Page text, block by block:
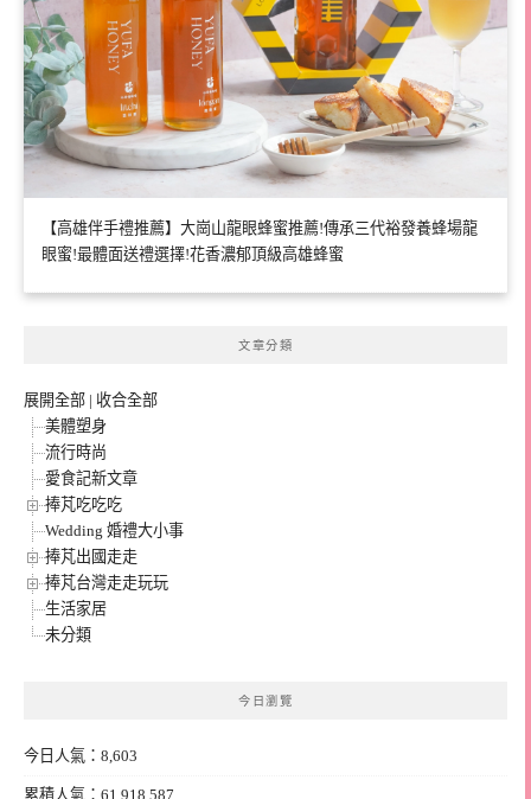
【高雄伴手禮推薦】大崗山龍眼蜂蜜推薦!傳承三代裕發養蜂場龍
眼蜜!最體面送禮選擇!花香濃郁頂級高雄蜂蜜
文章分類
展開全部 | 收合全部
美體塑身
流行時尚
愛食記新文章
捧芃吃吃吃
Wedding 婚禮大小事
捧芃出國走走
捧芃台灣走走玩玩
生活家居
未分類
今日瀏覽
今日人氣：8,603
累積人氣：61,918,587